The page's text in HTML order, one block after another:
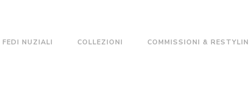
FEDI NUZIALI COLLEZIONI COMMISSIONI &